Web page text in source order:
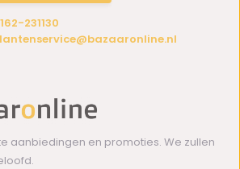
231130
aanbiedingen en promoties. We zullen